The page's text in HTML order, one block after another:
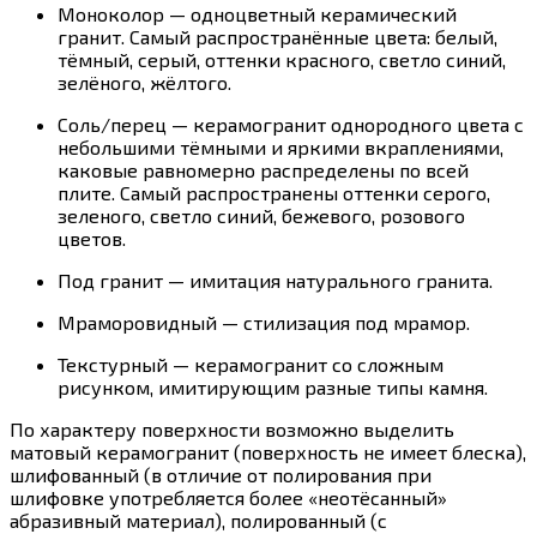
Моноколор — одноцветный керамический
гранит. Самый распространённые цвета: белый,
тёмный, серый, оттенки красного, светло синий,
зелёного, жёлтого.
Соль/перец — керамогранит однородного цвета с
небольшими тёмными и яркими вкраплениями,
каковые равномерно распределены по всей
плите. Самый распространены оттенки серого,
зеленого, светло синий, бежевого, розового
цветов.
Под гранит — имитация натурального гранита.
Мраморовидный — стилизация под мрамор.
Текстурный — керамогранит со сложным
рисунком, имитирующим разные типы камня.
По характеру поверхности возможно выделить
матовый керамогранит (поверхность не имеет блеска),
шлифованный (в отличие от полирования при
шлифовке употребляется более «неотёсанный»
абразивный материал), полированный (с